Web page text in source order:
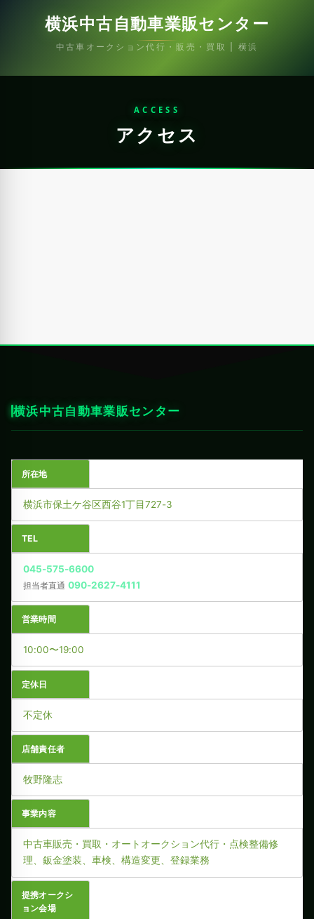
横浜中古自動車業販センター
中古車オークション代行・販売・買取 | 横浜
ACCESS
アクセス
横浜中古自動車業販センター
所在地
横浜市保土ケ谷区西谷1丁目727-3
TEL
045-575-6600
担当者直通 090-2627-4111
営業時間
10:00〜19:00
定休日
不定休
店舗責任者
牧野隆志
事業内容
中古車販売・買取・オートオークション代行・点検整備修
理、鈑金塗装、車検、構造変更、登録業務
提携オークシ
ョン会場